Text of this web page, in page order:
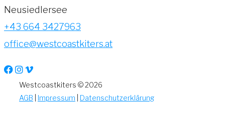
Neusiedlersee
+43 664 3427963
office@westcoastkiters.at
Westcoastkiters © 2026
AGB
Impressum Datenschutzerklärung